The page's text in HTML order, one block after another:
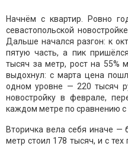
Начнём с квартир. Ровно
севастопольской
Дальше начался разгон: к
пятую часть, а пик
тысяч за метр, рост на 55%
выдохнул: с марта цена
одном уровне — 220 тысяч
новостройку в феврале,
каждом метре по сравнению с
Вторичка вела себя иначе —
метр стоил 178 тысяч, и с